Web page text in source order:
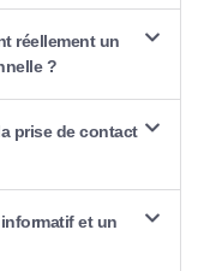
réellement un
?
prise de contact
et un